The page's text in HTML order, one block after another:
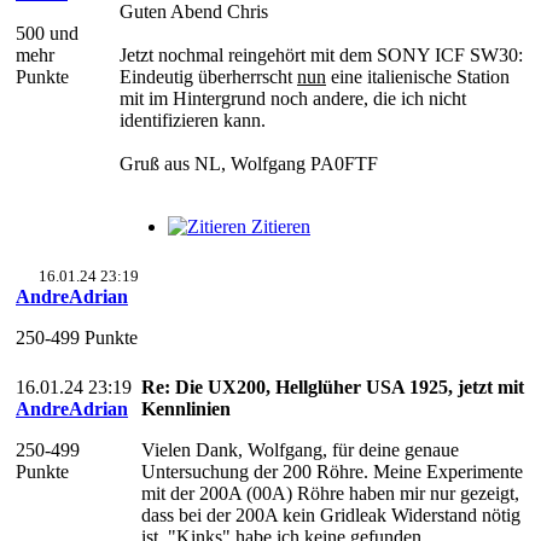
500 und
mehr
Punkte
Guten Abend Chris
Jetzt nochmal reingehört mit dem SONY ICF SW30:
Eindeutig überherrscht nun eine italienische Station
mit im Hintergrund noch andere, die ich nicht
identifizieren kann.
Gruß aus NL, Wolfgang PA0FTF
Zitieren
16.01.24 23:19
AndreAdrian
250-499 Punkte
16.01.24 23:19
AndreAdrian
250-499
Punkte
Re: Die UX200, Hellglüher USA 1925, jetzt mit
Kennlinien
Vielen Dank, Wolfgang, für deine genaue
Untersuchung der 200 Röhre. Meine Experimente
mit der 200A (00A) Röhre haben mir nur gezeigt,
dass bei der 200A kein Gridleak Widerstand nötig
ist. "Kinks" habe ich keine gefunden.